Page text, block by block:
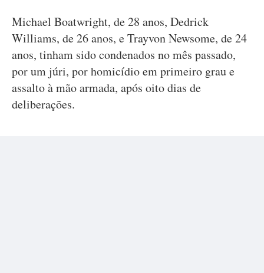
Michael Boatwright, de 28 anos, Dedrick
Williams, de 26 anos, e Trayvon Newsome, de 24
anos, tinham sido condenados no mês passado,
por um júri, por homicídio em primeiro grau e
assalto à mão armada, após oito dias de
deliberações.